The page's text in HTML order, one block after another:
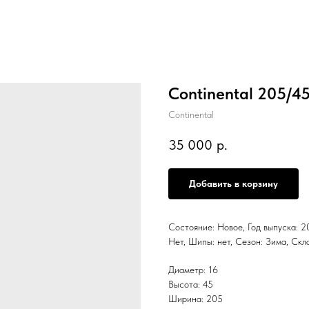
Continental 205/
Continental
35 000 р.
Добавить в корзину
Состояние: Новое, Год выпуска:
Нет, Шипы: нет, Сезон: Зима,
Диаметр: 16
Высота: 45
Ширина: 205